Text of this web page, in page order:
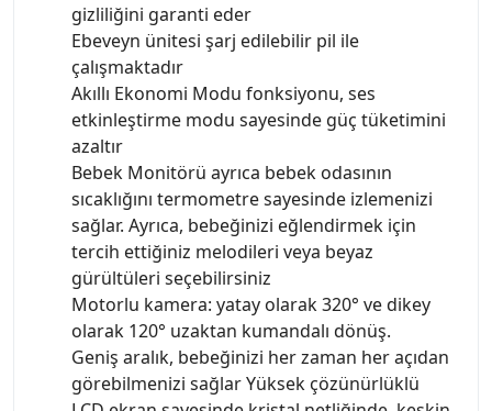
gizliliğini garanti eder
Ebeveyn ünitesi şarj edilebilir pil ile
çalışmaktadır
Akıllı Ekonomi Modu fonksiyonu, ses
etkinleştirme modu sayesinde güç tüketimini
azaltır
Bebek Monitörü ayrıca bebek odasının
sıcaklığını termometre sayesinde izlemenizi
sağlar. Ayrıca, bebeğinizi eğlendirmek için
tercih ettiğiniz melodileri veya beyaz
gürültüleri seçebilirsiniz
Motorlu kamera: yatay olarak 320° ve dikey
olarak 120° uzaktan kumandalı dönüş.
Geniş aralık, bebeğinizi her zaman her açıdan
görebilmenizi sağlar Yüksek çözünürlüklü